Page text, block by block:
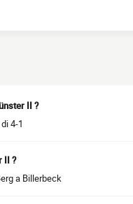
II ?
4-1
II ?
a Billerbeck